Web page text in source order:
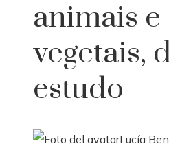
animais e
vegetais,
estudo
Lucía